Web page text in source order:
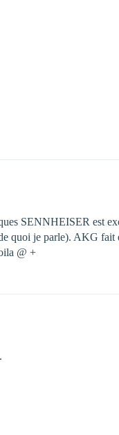
SENNHEISER est
quoi je parle). AKG fait
@ +
.